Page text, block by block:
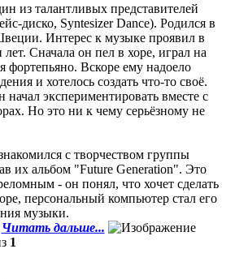
из талантливых представителей
диско, Syntesizer Dance). Родился в
Интерес к музыке проявил в
лет. Сначала он пел в хоре, играл на
фортепьяно. Вскоре ему надоело
и хотелось создать что-то своё.
начал экспериментировать вместе с
Но это ни к чему серьёзному не
с творчеством группы
их альбом "Future Generation". Это
- он понял, что хочет сделать
персональный компьютер стал его
музыки.
Читать дальше...
1